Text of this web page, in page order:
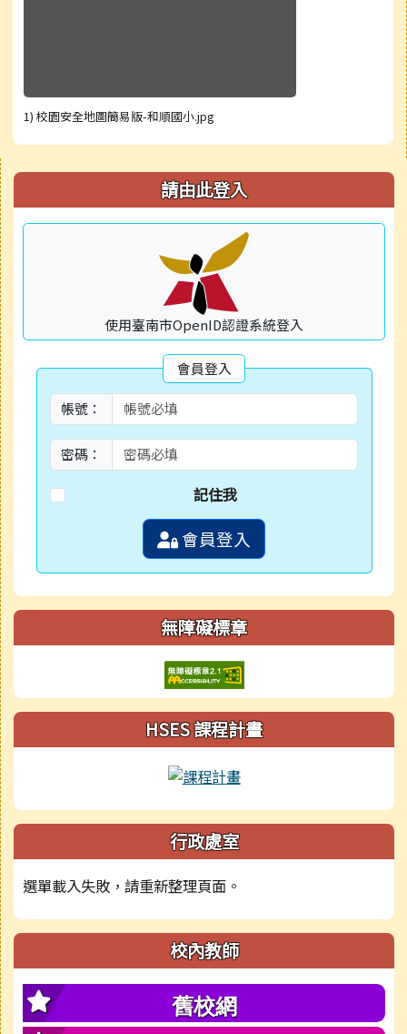
1) 校園安全地圖簡易版-和順國小.jpg
右邊區域內容 請由此登入
使用臺南市OpenID認證系統登入
會員登入
帳號：
密碼：
記住我
會員登入
無障礙標章
HSES 課程計畫
行政處室
選單載入失敗，請重新整理頁面。
校內教師
舊校網